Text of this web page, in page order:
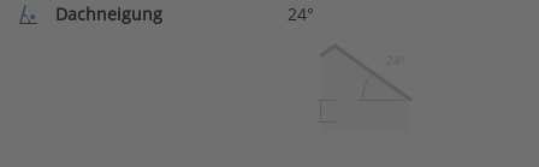
Dachneigung 24°